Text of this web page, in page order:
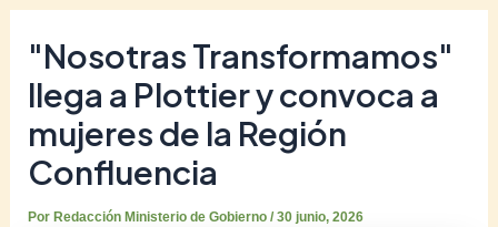
"Nosotras Transformamos"
llega a Plottier y convoca a
mujeres de la Región
Confluencia
Por Redacción Ministerio de Gobierno/30 junio, 2026